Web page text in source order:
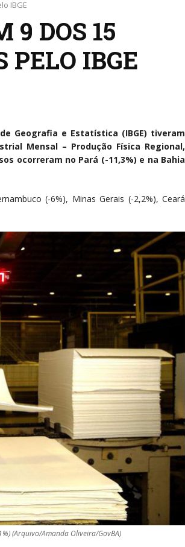
IBGE
9 DOS 15
PELO IBGE
Geografia e Estatística (IBGE) tiveram
Mensal – Produção Física Regional,
ocorreram no Pará (-11,3%) e na Bahia
(-6%), Minas Gerais (-2,2%), Ceará
(Arquivo/Amanda Oliveira/GovBA)